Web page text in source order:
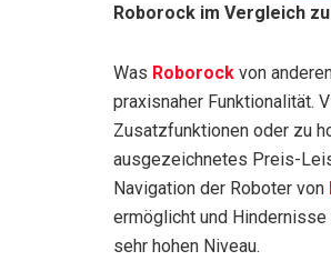
Roborock im Vergleich
Was Roborock von
praxisnaher Funktionalität.
Zusatzfunktionen oder zu
ausgezeichnetes Preis-
Navigation der Roboter von
ermöglicht und
sehr hohen Niveau.